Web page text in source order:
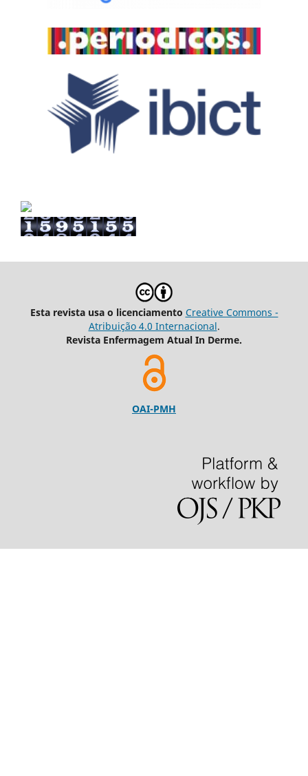
Esta revista usa o licenciamento Creative Commons -
Atribuição 4.0 Internacional.
Revista Enfermagem Atual In Derme.
OAI-PMH